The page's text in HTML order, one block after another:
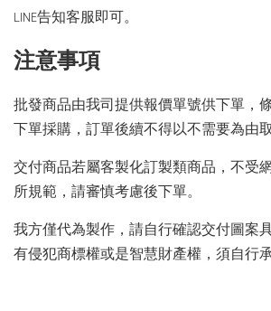
LINE告知客服即可。
注意事項
批發商品由我司提供報價單號供下單，
下單採購，訂單後續不得以不需要為由取
交付商品若屬客製化訂製類商品，不受
所規範，請審慎考慮後下單。
我方僅代為製作，請自行確認交付圖案
有侵犯商標權或是智慧財產權，須自行